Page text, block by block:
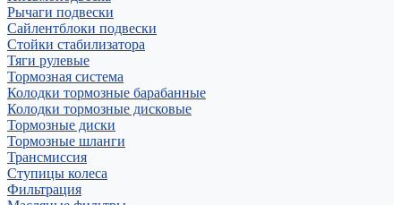
Рычаги подвески
Сайлентблоки подвески
Стойки стабилизатора
Тяги рулевые
Тормозная система
Колодки тормозные барабанные
Колодки тормозные дисковые
Тормозные диски
Тормозные шланги
Трансмиссия
Ступицы колеса
Фильтрация